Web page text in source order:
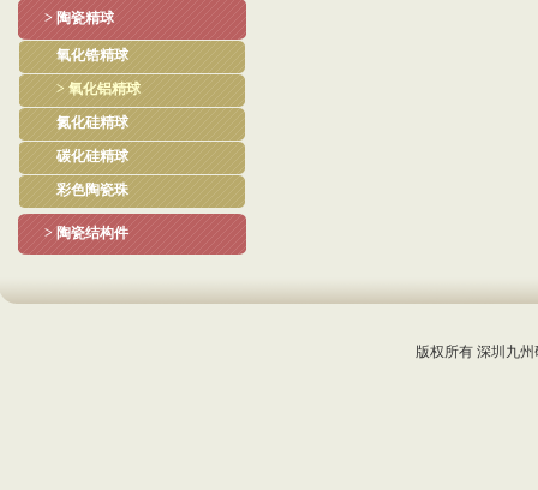
> 陶瓷精球
氧化锆精球
> 氧化铝精球
氮化硅精球
碳化硅精球
彩色陶瓷珠
> 陶瓷结构件
版权所有 深圳九